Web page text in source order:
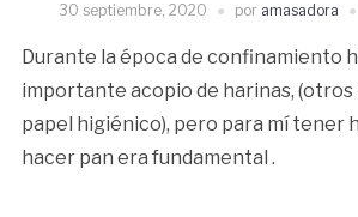
30 septiembre, 2020 por amasadora
Durante la época de confinamiento
importante acopio de harinas, (otros
papel higiénico), pero para mí tener
hacer pan era fundamental .